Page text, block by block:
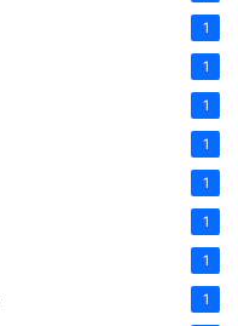
1
1
1
1
1
1
1
1